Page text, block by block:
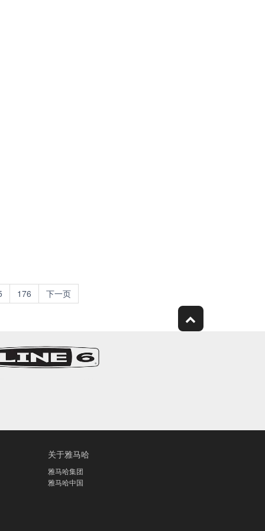
176 下一页
关于雅马哈
雅马哈集团
雅马哈中国